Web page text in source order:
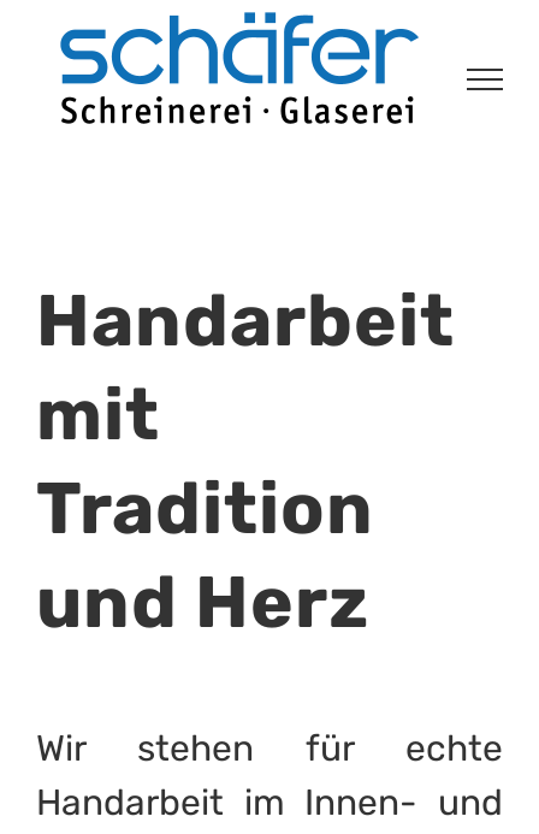
springen
Handarbeit
mit
Tradition
und Herz
Wir stehen für echte
Handarbeit im Innen- und